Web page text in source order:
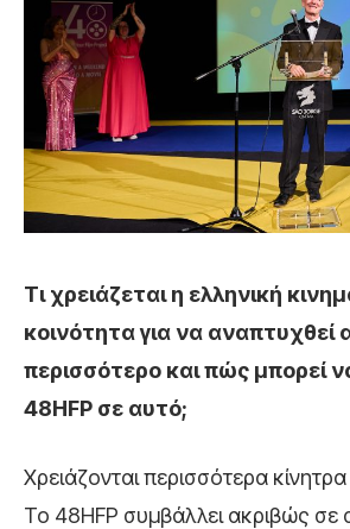
Τι χρειάζεται η ελληνική
κοινότητα για να αναπτυχθεί
περισσότερο και πώς μπορεί
48HFP σε αυτό;
Χρειάζονται περισσότερα
Το 48HFP συμβάλλει ακριβώς